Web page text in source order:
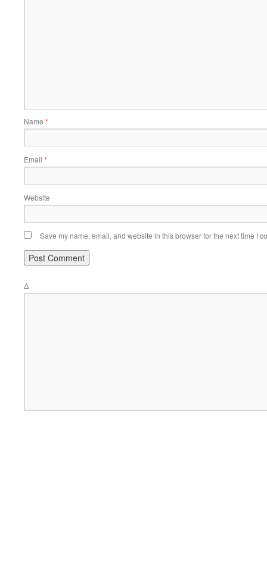
Name *
Email *
Website
Save my name, email, and website in this browser for the next time I
Δ